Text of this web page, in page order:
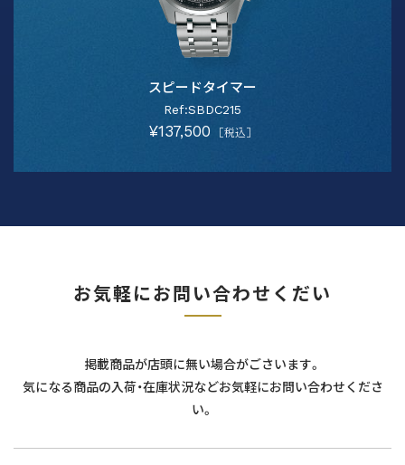
スピードタイマー
Ref:SBDC215
¥137,500 ［税込］
お気軽にお問い合わせくだい
掲載商品が店頭に無い場合がごさいます。
気になる商品の入荷・在庫状況などお気軽にお問い合わせくださ
い。